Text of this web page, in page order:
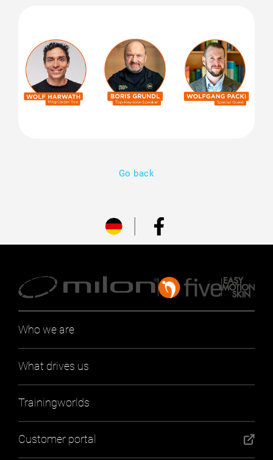
Go back
Who we are
What drives us
Trainingworlds
Customer portal